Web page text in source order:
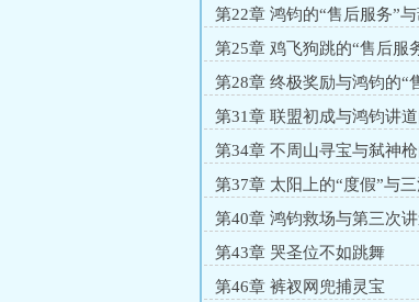
第22章 鸿钧的“售后服务”
务”
第25章 鸡飞狗跳的“售后服
验第28章 终极奖励与鸿钧的“
3．0
第31章 联盟初成与鸿钧讲
第34章 不周山寻宝与弑神
第37章 太阳上的“度假”与
第40章 鸿钧救场与第三次讲
第43章 哭圣位不如跳舞
第46章 裤衩网兜捕灵宝